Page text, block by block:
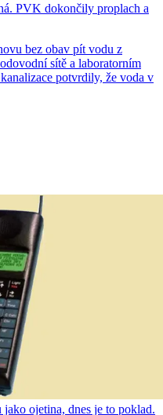
PVK dokončily proplach a
bez obav pít vodu z
sítě a laboratorním
potvrdily, že voda v
ojetina, dnes je to poklad.